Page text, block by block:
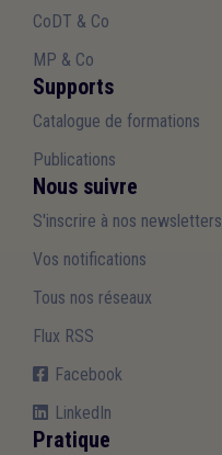
CoDT & Co
MP & Co
Supports
Catalogue de formations
Publications
Nous suivre
S'inscrire à nos newsletters
Vos notifications
Tous nos réseaux
Flux RSS
Facebook
LinkedIn
Pratique